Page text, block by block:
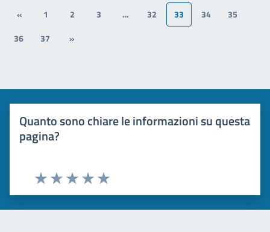
« 1 2 3 … 32 33 34
35
36
37 »
Quanto sono chiare le informazioni su questa
pagina?
Valuta 5 stelle su 5
Valuta 4 stelle su 5
Valuta 3 stelle su 5
Valuta 2 stelle su 5
Valuta 1 stelle su 5